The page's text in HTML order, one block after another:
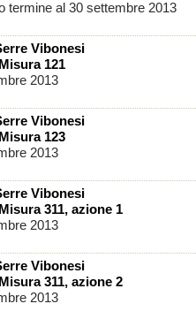
termine al 30 settembre 2013
Vibonesi
121
2013
Vibonesi
123
2013
Vibonesi
311, azione 1
2013
Vibonesi
311, azione 2
2013